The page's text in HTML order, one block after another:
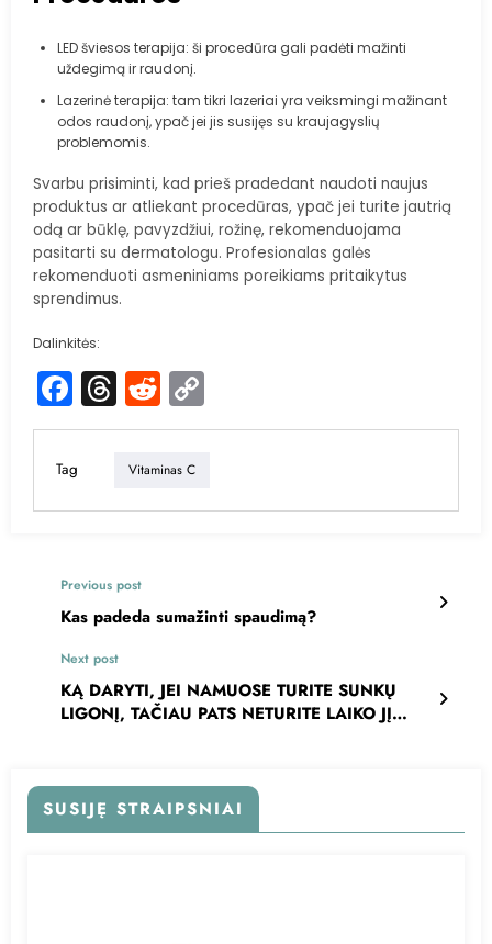
LED šviesos terapija: ši procedūra gali padėti mažinti
uždegimą ir raudonį.
Lazerinė terapija: tam tikri lazeriai yra veiksmingi mažinant
odos raudonį, ypač jei jis susijęs su kraujagyslių
problemomis.
Svarbu prisiminti, kad prieš pradedant naudoti naujus
produktus ar atliekant procedūras, ypač jei turite jautrią
odą ar būklę, pavyzdžiui, rožinę, rekomenduojama
pasitarti su dermatologu. Profesionalas galės
rekomenduoti asmeniniams poreikiams pritaikytus
sprendimus.
Dalinkitės:
Facebook
Threads
Reddit
Link
Tag Vitaminas C
Previous post
Kas padeda sumažinti spaudimą?
Next post
KĄ DARYTI, JEI NAMUOSE TURITE SUNKŲ
LIGONĮ, TAČIAU PATS NETURITE LAIKO JĮ
SUSIJĘ STRAIPSNIAI